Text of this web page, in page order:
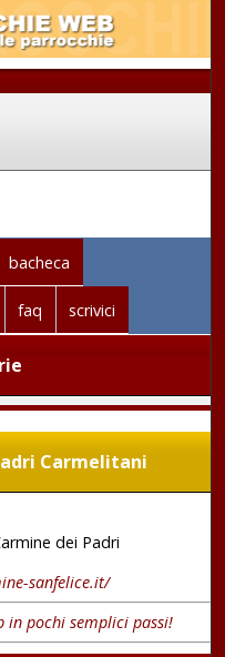
bacheca
faq scrivici
Carmelitani
dei Padri
sanfelice.it/
in pochi semplici passi!